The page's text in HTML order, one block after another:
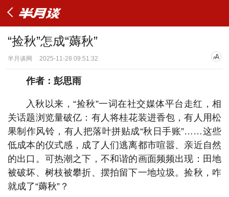
“捡秋”怎成“薅秋”
半月谈网 2025-11-28 09:51:32
作者：彭思雨
入秋以来，“捡秋”一词在社交媒体平台走红，相
关话题浏览量破亿：有人将桂花装进香包，有人用松
果制作风铃，有人把落叶拼贴成“秋日手账”……这些
低成本的仪式感，成了人们逃离都市喧嚣、亲近自然
的出口。可热潮之下，不和谐的画面频频出现：田地
被破坏、树枝被攀折、摆拍留下一地垃圾。捡秋，咋
就成了“薅秋”？